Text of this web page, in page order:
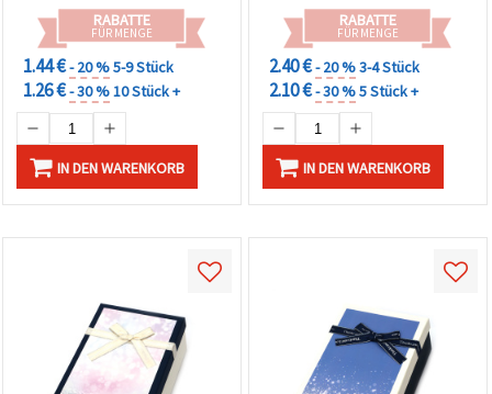
RABATTE
FÜR MENGE
1.44 €- 20 %5-9 Stück
1.26 €- 30 %10 Stück +
IN DEN WARENKORB
RABATTE
FÜR MENGE
2.40 €- 20 %3-4 Stück
2.10 €- 30 %5 Stück +
IN DEN WARENKORB